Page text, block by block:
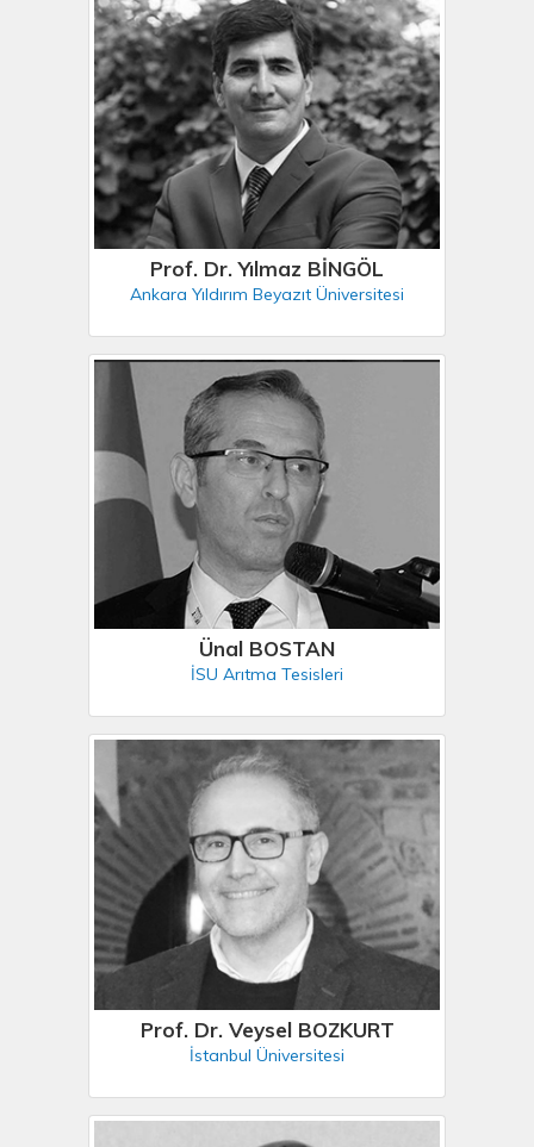
Prof. Dr. Yılmaz BİNGÖL
Ankara Yıldırım Beyazıt Üniversitesi
Ünal BOSTAN
İSU Arıtma Tesisleri
Prof. Dr. Veysel BOZKURT
İstanbul Üniversitesi